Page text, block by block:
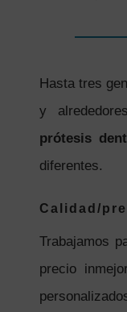
Hasta tres
y
prótesis
diferentes.
Calidad/
Trabajamos
precio